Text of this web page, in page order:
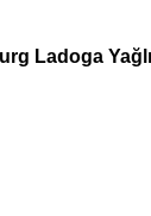
Ladoga